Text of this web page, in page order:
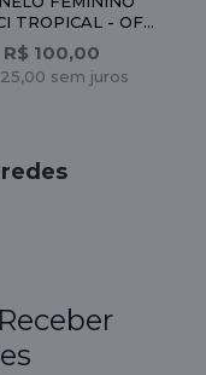
TROPICAL - OFF
WHITE
R$ 100,00
sem juros